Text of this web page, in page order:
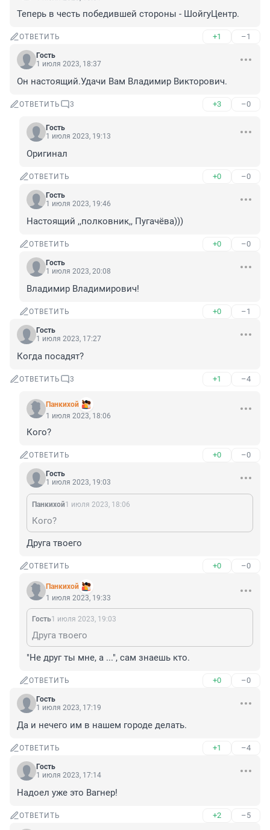
Теперь в честь победившей стороны - ШойгуЦентр.
ОТВЕТИТЬ +1 –1
Гость
1 июля 2023, 18:37
Он настоящий.Удачи Вам Владимир Викторович.
ОТВЕТИТЬ 3 +3 –0
Гость
1 июля 2023, 19:13
Оригинал
ОТВЕТИТЬ +0 –0
Гость
1 июля 2023, 19:46
Настоящий ,,полковник,, Пугачёва)))
ОТВЕТИТЬ +0 –0
Гость
1 июля 2023, 20:08
Владимир Владимирович!
ОТВЕТИТЬ +0 –1
Гость
1 июля 2023, 17:27
Когда посадят?
ОТВЕТИТЬ 3 +1 –4
Панкихой
1 июля 2023, 18:06
Кого?
ОТВЕТИТЬ +0 –0
Гость
1 июля 2023, 19:03
Панкихой1 июля 2023, 18:06
Кого?
Друга твоего
ОТВЕТИТЬ +0 –0
Панкихой
1 июля 2023, 19:33
Гость1 июля 2023, 19:03
Друга твоего
"Не друг ты мне, а ...", сам знаешь кто.
ОТВЕТИТЬ +0 –0
Гость
1 июля 2023, 17:19
Да и нечего им в нашем городе делать.
ОТВЕТИТЬ +1 –4
Гость
1 июля 2023, 17:14
Надоел уже это Вагнер!
ОТВЕТИТЬ +2 –5